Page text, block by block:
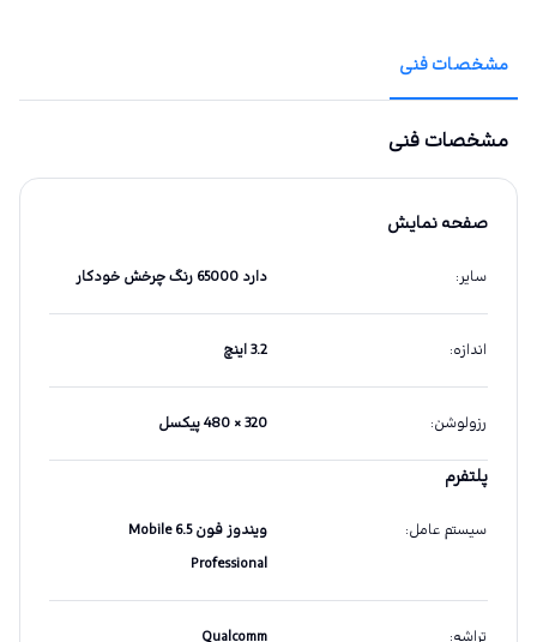
مشخصات فنی
مشخصات فنی
صفحه نمایش
سایر: دارد 65000 رنگ چرخش خودکار
اندازه: 3.2 اینچ
رزولوشن: 320 × 480 پیکسل
پلتفرم
سیستم عامل:
ویندوز فون Mobile 6.5
Professional
تراشه:
Qualcomm